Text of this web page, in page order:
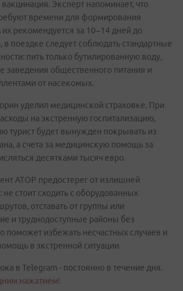
Эксперт напоминает, что
времени для формирования
их рекомендуется за 10–14 дней до
в поездке следует соблюдать стандартные
пить только бутилированную воду,
заведения общественного питания и
от насекомых.
уделил медицинской страховке. При
на экстренную госпитализацию,
турист будет вынужден покрывать из
а счета за медицинскую помощь за
десятками тысяч евро.
АТОР предостерег от излишней
не стоит сходить с оборудованных
отставать от группы или
и труднодоступные районы без
поможет избежать несчастных случаев и
в экстренной ситуации.
в Telegram - постоянно в течение дня.
нажатием!